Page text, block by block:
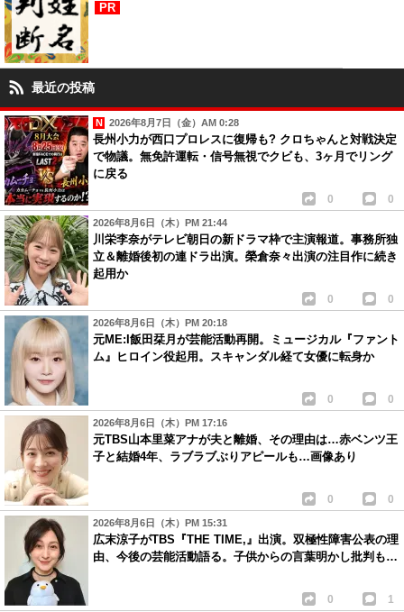
PR
最近の投稿
2026年8月7日（金）AM 0:28
長州小力が西口プロレスに復帰も? クロちゃんと対戦決定
で物議。無免許運転・信号無視でクビも、3ヶ月でリング
に戻る
0 0
2026年8月6日（木）PM 21:44
川栄李奈がテレビ朝日の新ドラマ枠で主演報道。事務所独
立＆離婚後初の連ドラ出演。榮倉奈々出演の注目作に続き
起用か
0 0
2026年8月6日（木）PM 20:18
元ME:I飯田栞月が芸能活動再開。ミュージカル『ファント
ム』ヒロイン役起用。スキャンダル経て女優に転身か
0 0
2026年8月6日（木）PM 17:16
元TBS山本里菜アナが夫と離婚、その理由は…赤ベンツ王
子と結婚4年、ラブラブぶりアピールも…画像あり
0 0
2026年8月6日（木）PM 15:31
広末涼子がTBS『THE TIME,』出演。双極性障害公表の理
由、今後の芸能活動語る。子供からの言葉明かし批判も…
0 1